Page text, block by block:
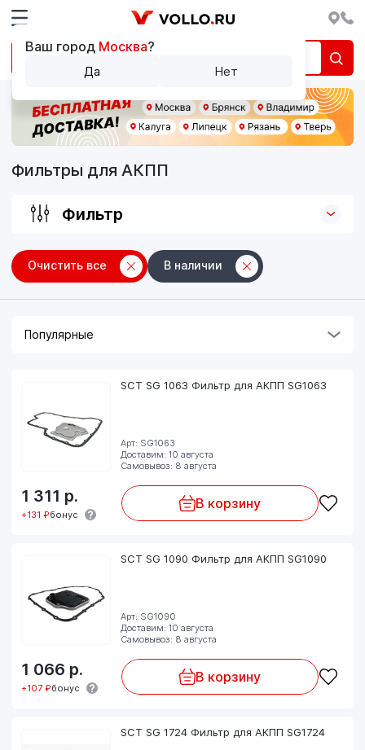
Фильтры для АКПП
Фильтр
Очистить все В наличии
SCT SG 1063 Фильтр для АКПП SG1063
Арт: SG1063
Доставим: 10 августа
Самовывоз: 8 августа
1 311 р.
+131 ₽бонус
В корзину
SCT SG 1090 Фильтр для АКПП SG1090
Арт: SG1090
Доставим: 10 августа
Самовывоз: 8 августа
1 066 р.
+107 ₽бонус
В корзину
SCT SG 1724 Фильтр для АКПП SG1724
Ваш город Москва?
Да Нет